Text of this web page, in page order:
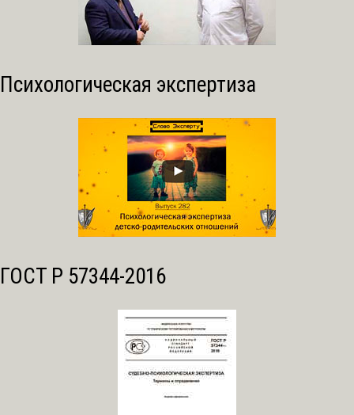
Психологическая экспертиза
ГОСТ Р 57344-2016